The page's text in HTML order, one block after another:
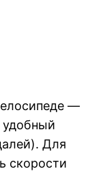
—
удобный
Для
скорости